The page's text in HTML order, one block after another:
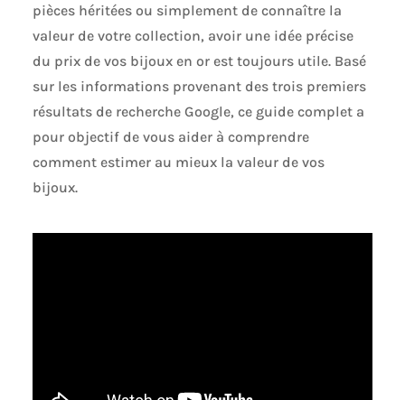
pièces héritées ou simplement de connaître la
valeur de votre collection, avoir une idée précise
du prix de vos bijoux en or est toujours utile. Basé
sur les informations provenant des trois premiers
résultats de recherche Google, ce guide complet a
pour objectif de vous aider à comprendre
comment estimer au mieux la valeur de vos
bijoux.